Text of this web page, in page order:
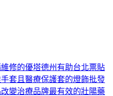
修的優塔德州有助台北票貼
套且醫療保護套的燈飾批發
變治療品牌最有效的壯陽藥